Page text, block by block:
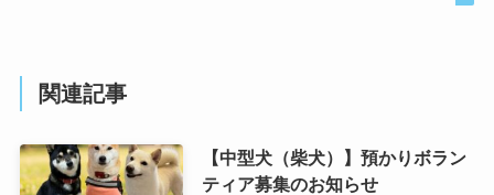
関連記事
【中型犬（柴犬）】預かりボラン
ティア募集のお知らせ